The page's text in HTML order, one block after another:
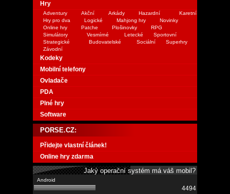
Hry
Adventury Akční Arkády Hazardní
Karetní
Hry pro dva
Logické Mahjong hry
Novinky
Online hry
Patche Plošinovky
RPG
Simulátory
Vesmírné Letecké
Sportovní
Strategické
Budovatelské Sociální
Superhry
Závodní
Kodeky
Mobilní telefony
Ovladače
PDA
Plné hry
Software
PORSE.CZ:
Přidejte vlastní článek!
Online hry zdarma
Jaký operační systém má váš mobil?
4494